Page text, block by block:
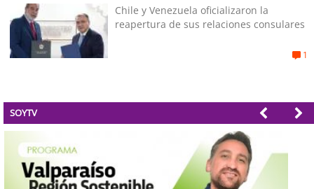
Chile y Venezuela oficializaron la
reapertura de sus relaciones consulares
1
SOYTV